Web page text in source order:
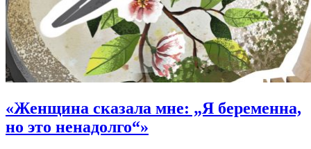
«Женщина сказала мне: „Я беременна,
но это ненадолго“»